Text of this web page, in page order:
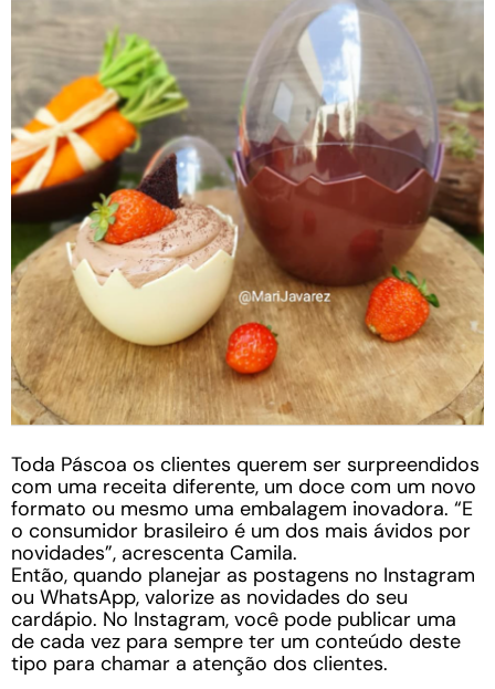
Toda Páscoa os clientes querem ser surpreendidos
com uma receita diferente, um doce com um novo
formato ou mesmo uma embalagem inovadora. “E
o consumidor brasileiro é um dos mais ávidos por
novidades”, acrescenta Camila.
Então, quando planejar as postagens no Instagram
ou WhatsApp, valorize as novidades do seu
cardápio. No Instagram, você pode publicar uma
de cada vez para sempre ter um conteúdo deste
tipo para chamar a atenção dos clientes.